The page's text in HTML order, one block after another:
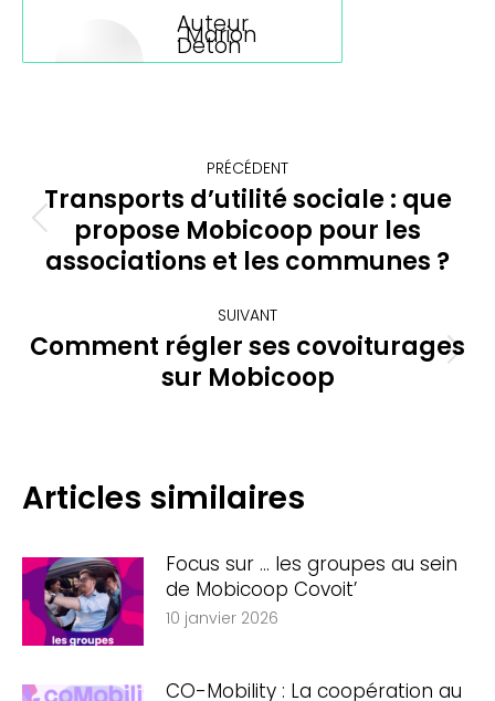
Auteur
:Marion
Deton
Navigation
article PRÉCÉDENT
Article
précédent
Transports d’utilité sociale : que
propose Mobicoop pour les
associations et les communes ?
SUIVANT
Article
suivant
Comment régler ses covoiturages
sur Mobicoop
Articles similaires
Focus sur … les groupes au sein
de Mobicoop Covoit’
10 janvier 2026
CO-Mobility : La coopération au